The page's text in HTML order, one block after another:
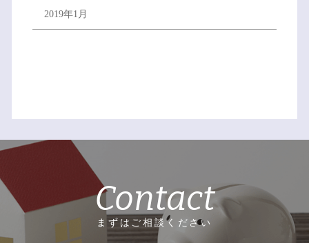
2019年1月
Contact
まずはご相談ください